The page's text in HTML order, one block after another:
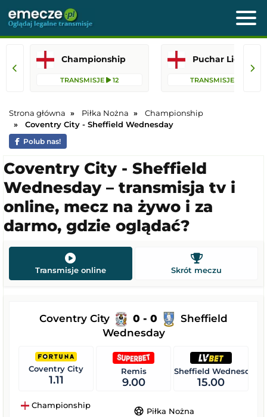
Championship
TRANSMISJE 12 TRANSMISJE
Strona główna Piłka Nożna
Championship
Coventry City - Sheffield Wednesday
Polub nas!
Coventry City - Sheffield
Wednesday – transmisja tv i
online, mecz na żywo i za
darmo, gdzie oglądać?
Transmisje online Skrót meczu
Coventry City 0 - 0
Sheffield
Wednesday
Coventry City
1.11
Remis
9.00
Sheffield Wednesday
15.00
Championship
sports_soccer Piłka Nożna